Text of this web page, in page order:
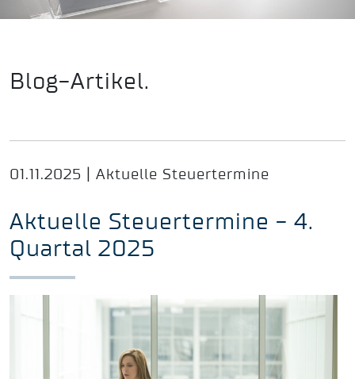
Blog-Artikel.
01.11.2025 | Aktuelle Steuertermine
Aktuelle Steuertermine - 4.
Quartal 2025